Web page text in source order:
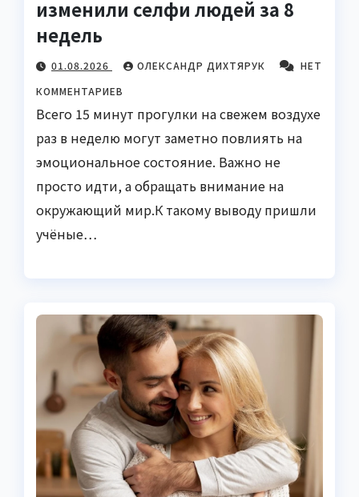
изменили селфи людей за 8
недель
01.08.2026 ОЛЕКСАНДР ДИХТЯРУК
НЕТ
КОММЕНТАРИЕВ
Всего 15 минут прогулки на свежем воздухе
раз в неделю могут заметно повлиять на
эмоциональное состояние. Важно не
просто идти, а обращать внимание на
окружающий мир.К такому выводу пришли
учёные…